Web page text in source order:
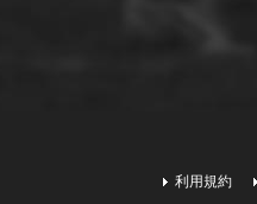
利用規約